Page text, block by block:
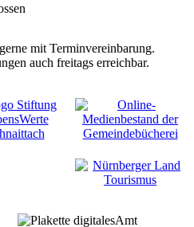
mit Terminvereinbarung.
auch freitags erreichbar.